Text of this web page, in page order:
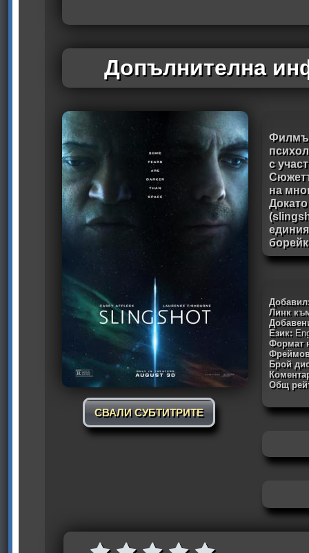
Допълнителна
СВАЛИ СУБТИТРИТЕ
с
на
Линк
Език:
Формат
Брой
Общ